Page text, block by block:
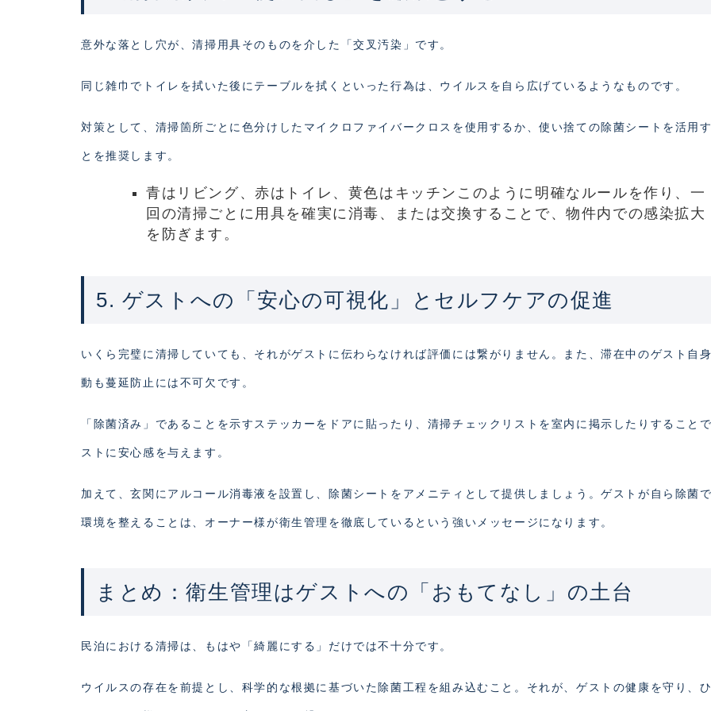
意外な落とし穴が、清掃用具そのものを介した「交叉汚染」です。
同じ雑巾でトイレを拭いた後にテーブルを拭くといった行為は、ウイルスを自ら広げているようなものです。
対策として、清掃箇所ごとに色分けしたマイクロファイバークロスを使用するか、使い捨ての除菌シートを活用す
とを推奨します。
青はリビング、赤はトイレ、黄色はキッチンこのように明確なルールを作り、一
回の清掃ごとに用具を確実に消毒、または交換することで、物件内での感染拡大
を防ぎます。
5. ゲストへの「安心の可視化」とセルフケアの促進
いくら完璧に清掃していても、それがゲストに伝わらなければ評価には繋がりません。また、滞在中のゲスト自
動も蔓延防止には不可欠です。
「除菌済み」であることを示すステッカーをドアに貼ったり、清掃チェックリストを室内に掲示したりすること
ストに安心感を与えます。
加えて、玄関にアルコール消毒液を設置し、除菌シートをアメニティとして提供しましょう。ゲストが自ら除菌
環境を整えることは、オーナー様が衛生管理を徹底しているという強いメッセージになります。
まとめ：衛生管理はゲストへの「おもてなし」の土台
民泊における清掃は、もはや「綺麗にする」だけでは不十分です。
ウイルスの存在を前提とし、科学的な根拠に基づいた除菌工程を組み込むこと。それが、ゲストの健康を守り、